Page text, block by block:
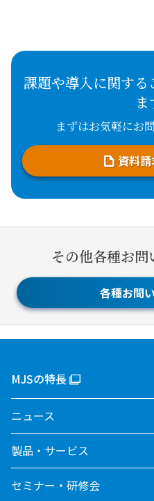
課題や導入に関する
ま
まずはお気軽にお
資料
その他各種お問
各種お問
MJSの特長
ニュース
製品・サービス
セミナー・研修会